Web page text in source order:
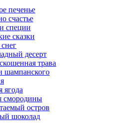
печенье
счастье
специи
сказки
десерт
трава
шампанского
смородины
остров
шоколад